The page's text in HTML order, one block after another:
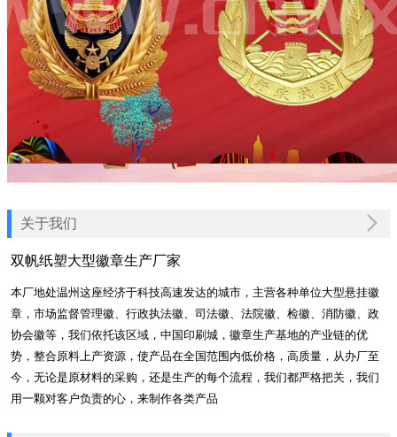
关于我们
双帆纸塑大型徽章生产厂家
本厂地处温州这座经济于科技高速发达的城市，主营各种单位大型悬挂徽
章，市场监督管理徽、行政执法徽、司法徽、法院徽、检徽、消防徽、政
协会徽等，我们依托该区域，中国印刷城，徽章生产基地的产业链的优
势，整合原料上产资源，使产品在全国范围内低价格，高质量，从办厂至
今，无论是原材料的采购，还是生产的每个流程，我们都严格把关，我们
用一颗对客户负责的心，来制作各类产品